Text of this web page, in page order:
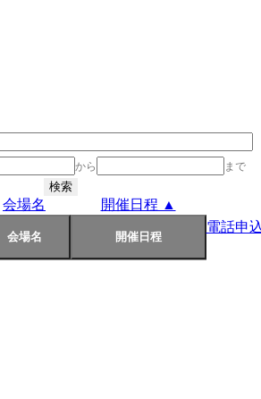
から まで
会場名
開催日程 ▲
電話申